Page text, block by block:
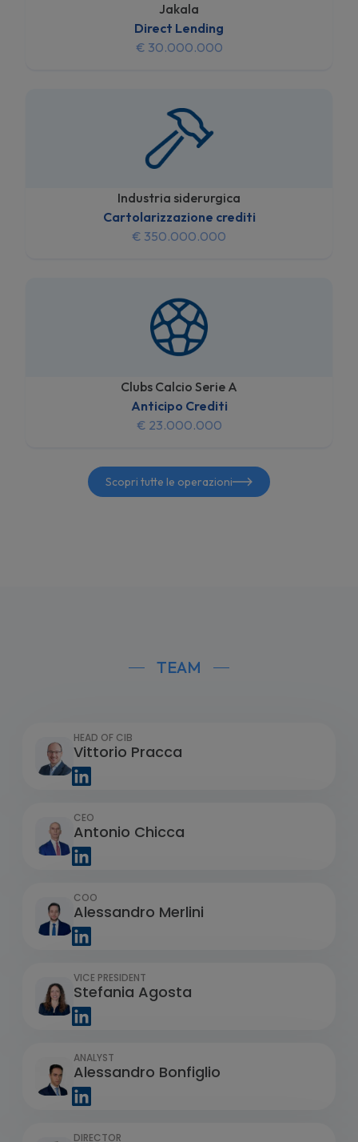
Jakala
Direct Lending
€ 30.000.000
Industria siderurgica
Cartolarizzazione crediti
€ 350.000.000
Clubs Calcio Serie A
Anticipo Crediti
€ 23.000.000
Scopri tutte le operazioni
TEAM
HEAD OF CIB
Vittorio Pracca
CEO
Antonio Chicca
COO
Alessandro Merlini
VICE PRESIDENT
Stefania Agosta
ANALYST
Alessandro Bonfiglio
DIRECTOR